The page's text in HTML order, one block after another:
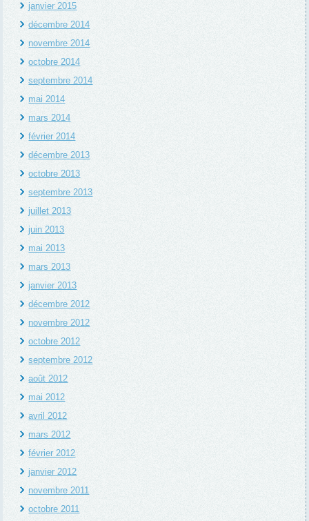
janvier 2015
décembre 2014
novembre 2014
octobre 2014
septembre 2014
mai 2014
mars 2014
février 2014
décembre 2013
octobre 2013
septembre 2013
juillet 2013
juin 2013
mai 2013
mars 2013
janvier 2013
décembre 2012
novembre 2012
octobre 2012
septembre 2012
août 2012
mai 2012
avril 2012
mars 2012
février 2012
janvier 2012
novembre 2011
octobre 2011